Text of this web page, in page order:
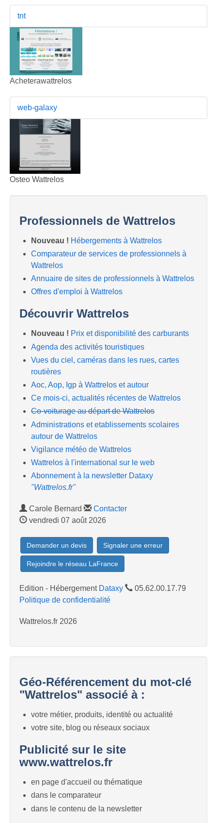
tnt
Acheterawattrelos
web-galaxy
Osteo Wattrelos
Professionnels de Wattrelos
Nouveau ! Hébergements à Wattrelos
Comparateur de services de professionnels à
Wattrelos
Annuaire de sites de professionnels à Wattrelos
Offres d'emploi à Wattrelos
Découvrir Wattrelos
Nouveau ! Prix et disponibilité des carburants
Agenda des activités touristiques
Vues du ciel, caméras dans les rues, cartes
routières
Aoc, Aop, Igp à Wattrelos et autour
Ce mois-ci, actualités récentes de Wattrelos
Co-voiturage au départ de Wattrelos
Administrations et etablissements scolaires
autour de Wattrelos
Vigilance météo de Wattrelos
Wattrelos à l'international sur le web
Abonnement à la newsletter Dataxy
"Wattrelos.fr"
Carole Bernard
Contacter
vendredi 07 août 2026
Demander un devis Signaler une erreur
Rejoindre le réseau LaFrance
Edition - Hébergement Dataxy
05.62.00.17.79
Politique de confidentialité
Wattrelos.fr 2026
Géo-Référencement du mot-clé
"Wattrelos" associé à :
votre métier, produits, identité ou actualité
votre site, blog ou réseaux sociaux
Publicité sur le site
www.wattrelos.fr
en page d'accueil ou thématique
dans le comparateur
dans le contenu de la newsletter